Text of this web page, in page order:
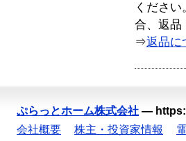
くださ
合、返品
⇒返品に
ぷらっとホーム株式会社 —
会社概要
株主・投資家情報